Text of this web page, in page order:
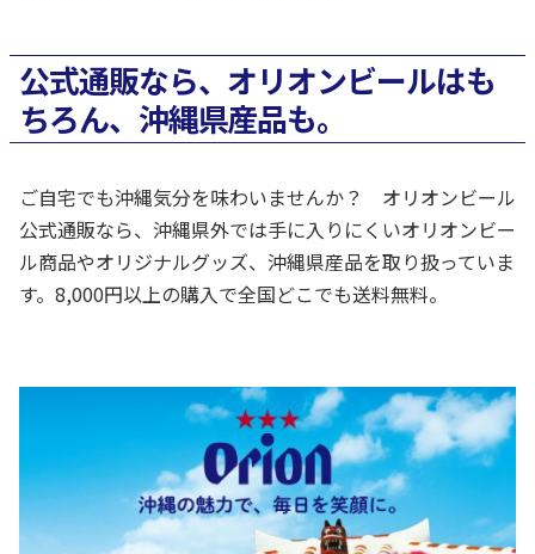
公式通販なら、オリオンビールはも
ちろん、沖縄県産品も。
ご自宅でも沖縄気分を味わいませんか？ オリオンビール
公式通販なら、沖縄県外では手に入りにくいオリオンビー
ル商品やオリジナルグッズ、沖縄県産品を取り扱っていま
す。8,000円以上の購入で全国どこでも送料無料。